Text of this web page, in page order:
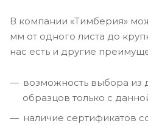
В компании «Тимберия»
мм от одного листа до
нас есть и другие
возможность выбора из
образцов только с
наличие сертификатов